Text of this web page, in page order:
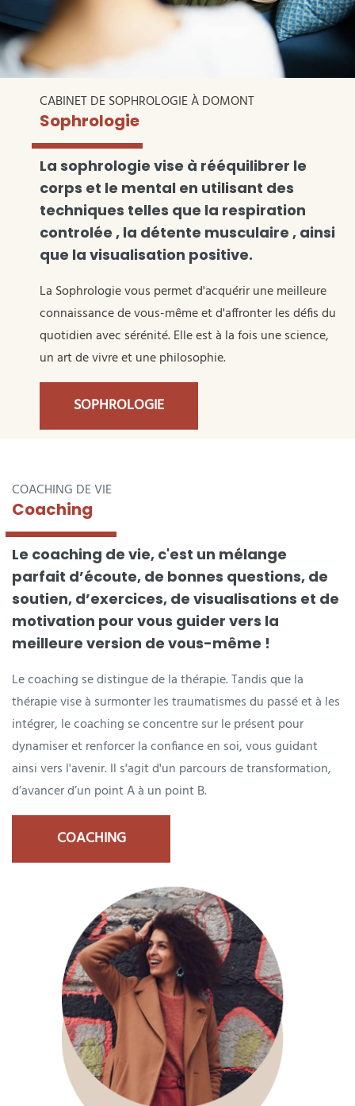
CABINET DE SOPHROLOGIE À DOMONT
Sophrologie
La sophrologie vise à rééquilibrer le
corps et le mental en utilisant des
techniques telles que la respiration
controlée , la détente musculaire , ainsi
que la visualisation positive.
La Sophrologie vous permet d'acquérir une meilleure
connaissance de vous-même et d'affronter les défis du
quotidien avec sérénité. Elle est à la fois une science,
un art de vivre et une philosophie.
SOPHROLOGIE
COACHING DE VIE
Coaching
Le coaching de vie, c'est un mélange
parfait d’écoute, de bonnes questions, de
soutien, d’exercices, de visualisations et de
motivation pour vous guider vers la
meilleure version de vous-même !
Le coaching se distingue de la thérapie. Tandis que la
thérapie vise à surmonter les traumatismes du passé et à les
intégrer, le coaching se concentre sur le présent pour
dynamiser et renforcer la confiance en soi, vous guidant
ainsi vers l'avenir. Il s'agit d'un parcours de transformation,
d’avancer d’un point A à un point B.
COACHING